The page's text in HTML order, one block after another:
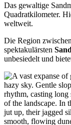
Das gewaltige
Quadratkilometer.
weltweit.
Die Region
spektakulärsten
unbesiedelt und